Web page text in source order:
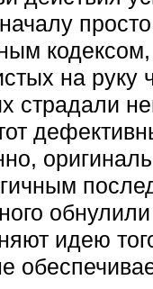
на руку
страдали
обнулили
идею